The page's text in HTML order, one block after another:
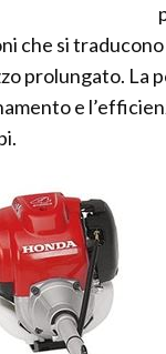
che si
prolungato. La
e